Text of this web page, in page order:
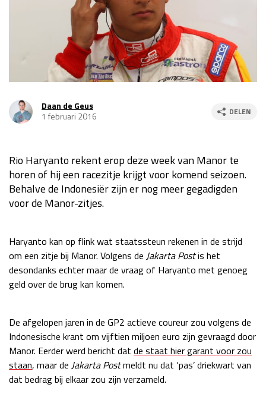
GP VERENIGDE STATEN 2026 23 - 25 okt
Kwalificatie
za 23:00 - 00:00
GP MEXICO 2026
Kwalificatie
za 22:00 - 23:00
Race
GP SÃO PAULO 2026
Kwalificatie
za 19:00 - 20:00
Race
zo 18:00 - 20:00
LAS VEGAS GRAND PRIX 2026 20 - 22 nov
Race
zo 05:00 - 07:00
GP ABU DHABI 2026
Kwalificatie
za 15:00 - 16:00
Race
zo 14:00 - 16:00
Daan de Geus
1 februari 2016
DELEN
Rio Haryanto rekent erop deze week van Manor te
horen of hij een racezitje krijgt voor komend seizoen.
Behalve de Indonesiër zijn er nog meer gegadigden
voor de Manor-zitjes.
Haryanto kan op flink wat staatssteun rekenen in de strijd
om een zitje bij Manor. Volgens de Jakarta Postis het
desondanks echter maar de vraag of Haryanto met genoeg
geld over de brug kan komen.
De afgelopen jaren in de GP2 actieve coureur zou volgens de
Indonesische krant om vijftien miljoen euro zijn gevraagd door
Manor. Eerder werd bericht dat de staat hier garant voor zou
staan, maar de Jakarta Postmeldt nu dat ‘pas’ driekwart van
dat bedrag bij elkaar zou zijn verzameld.